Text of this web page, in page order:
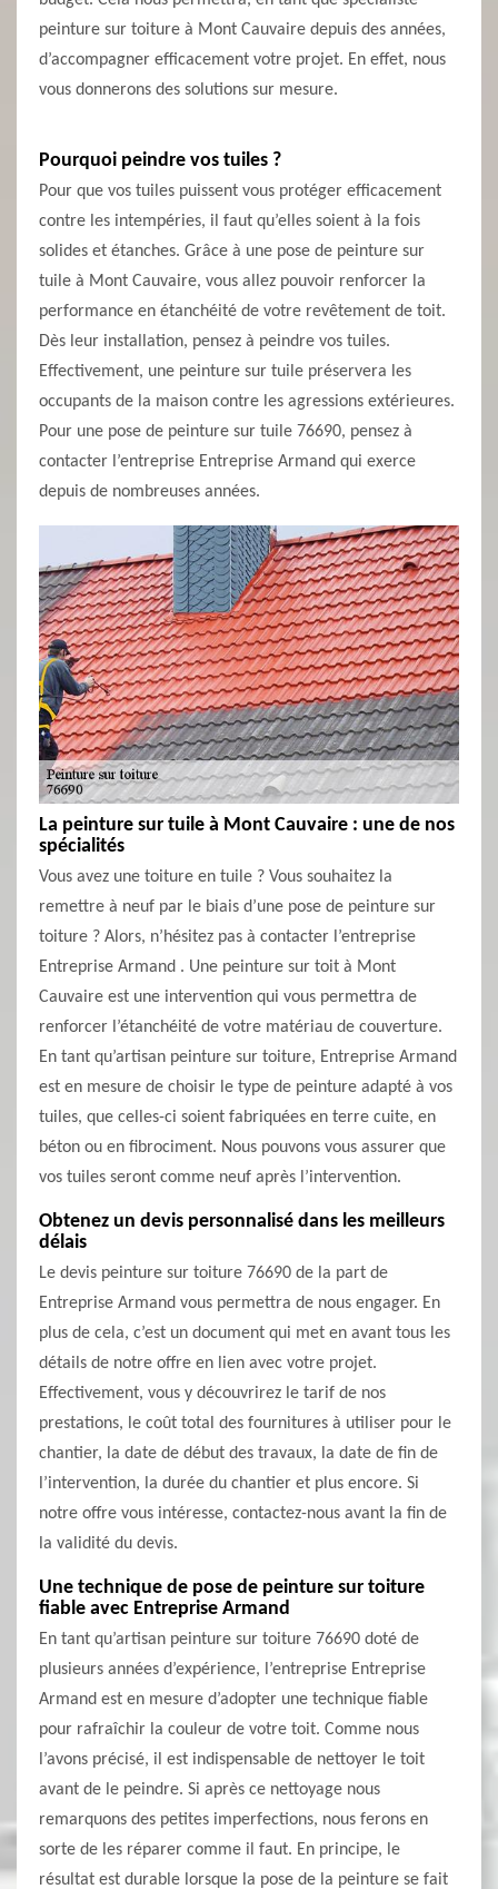
peinture sur toiture à Mont Cauvaire depuis des années,
d’accompagner efficacement votre projet. En effet, nous
vous donnerons des solutions sur mesure.
Pourquoi peindre vos tuiles ?
Pour que vos tuiles puissent vous protéger efficacement
contre les intempéries, il faut qu’elles soient à la fois
solides et étanches. Grâce à une pose de peinture sur
tuile à Mont Cauvaire, vous allez pouvoir renforcer la
performance en étanchéité de votre revêtement de toit.
Dès leur installation, pensez à peindre vos tuiles.
Effectivement, une peinture sur tuile préservera les
occupants de la maison contre les agressions extérieures.
Pour une pose de peinture sur tuile 76690, pensez à
contacter l’entreprise Entreprise Armand qui exerce
depuis de nombreuses années.
La peinture sur tuile à Mont Cauvaire : une de nos
spécialités
Vous avez une toiture en tuile ? Vous souhaitez la
remettre à neuf par le biais d’une pose de peinture sur
toiture ? Alors, n’hésitez pas à contacter l’entreprise
Entreprise Armand . Une peinture sur toit à Mont
Cauvaire est une intervention qui vous permettra de
renforcer l’étanchéité de votre matériau de couverture.
En tant qu’artisan peinture sur toiture, Entreprise Armand
est en mesure de choisir le type de peinture adapté à vos
tuiles, que celles-ci soient fabriquées en terre cuite, en
béton ou en fibrociment. Nous pouvons vous assurer que
vos tuiles seront comme neuf après l’intervention.
Obtenez un devis personnalisé dans les meilleurs
délais
Le devis peinture sur toiture 76690 de la part de
Entreprise Armand vous permettra de nous engager. En
plus de cela, c’est un document qui met en avant tous les
détails de notre offre en lien avec votre projet.
Effectivement, vous y découvrirez le tarif de nos
prestations, le coût total des fournitures à utiliser pour le
chantier, la date de début des travaux, la date de fin de
l’intervention, la durée du chantier et plus encore. Si
notre offre vous intéresse, contactez-nous avant la fin de
la validité du devis.
Une technique de pose de peinture sur toiture
fiable avec Entreprise Armand
En tant qu’artisan peinture sur toiture 76690 doté de
plusieurs années d’expérience, l’entreprise Entreprise
Armand est en mesure d’adopter une technique fiable
pour rafraîchir la couleur de votre toit. Comme nous
l’avons précisé, il est indispensable de nettoyer le toit
avant de le peindre. Si après ce nettoyage nous
remarquons des petites imperfections, nous ferons en
sorte de les réparer comme il faut. En principe, le
résultat est durable lorsque la pose de la peinture se fait